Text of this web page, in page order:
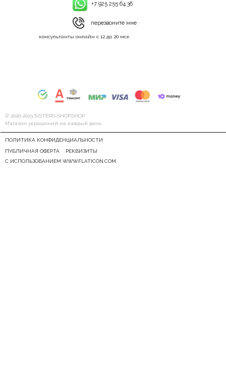
© 2020-2023 SiSTERS-SHOP.SHOP
Магазин украшений на каждый день
РЕКВИЗИТЫ
ПОЛИТИКА КОНФИДЕНЦИАЛЬНОСТИ
ПУБЛИЧНАЯ ОФЕРТА
консультанты онлайн с 12 до 20 мск
+7 925 255 64 36
перезвоните мне
С ИСПОЛЬЗОВАНИЕМ WWW.FLATICON.COM